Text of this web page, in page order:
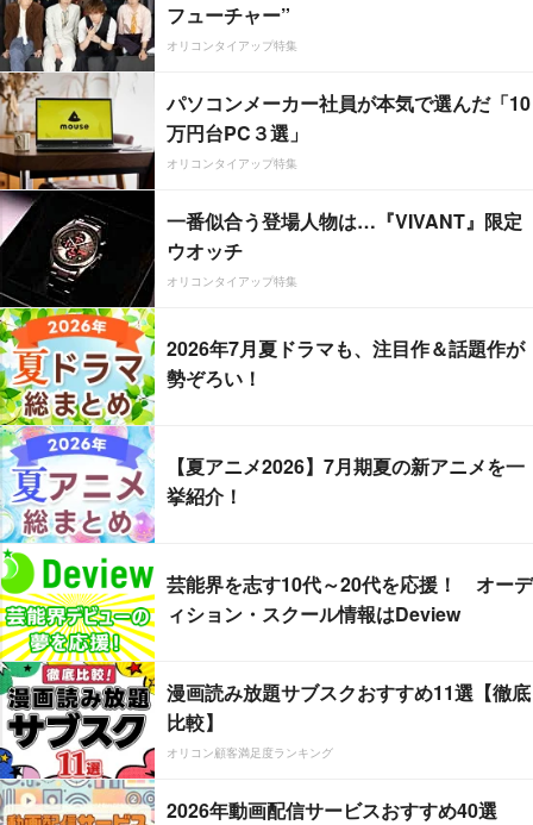
フューチャー”
オリコンタイアップ特集
パソコンメーカー社員が本気で選んだ「10
万円台PC３選」
オリコンタイアップ特集
一番似合う登場人物は…『VIVANT』限定
ウオッチ
オリコンタイアップ特集
2026年7月夏ドラマも、注目作＆話題作が
勢ぞろい！
【夏アニメ2026】7月期夏の新アニメを一
挙紹介！
芸能界を志す10代～20代を応援！ オーデ
ィション・スクール情報はDeview
漫画読み放題サブスクおすすめ11選【徹底
比較】
オリコン顧客満足度ランキング
2026年動画配信サービスおすすめ40選